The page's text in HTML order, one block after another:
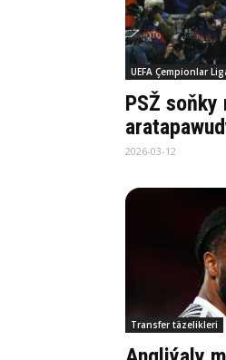
UEFA Çempionlar
PSŽ
2026-03-12
Transfer täzelikleri